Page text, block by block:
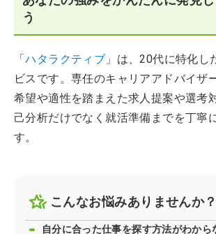
う
「ハタラクティブ 」は、20代に特化し
ビスです。専任のキャリアアドバイザ
希望や適性を踏まえた求人提案や選考
己分析だけでなく就活準備までを丁寧
す。
こんなお悩みありませんか？
自分に合った仕事を探す方法がわから